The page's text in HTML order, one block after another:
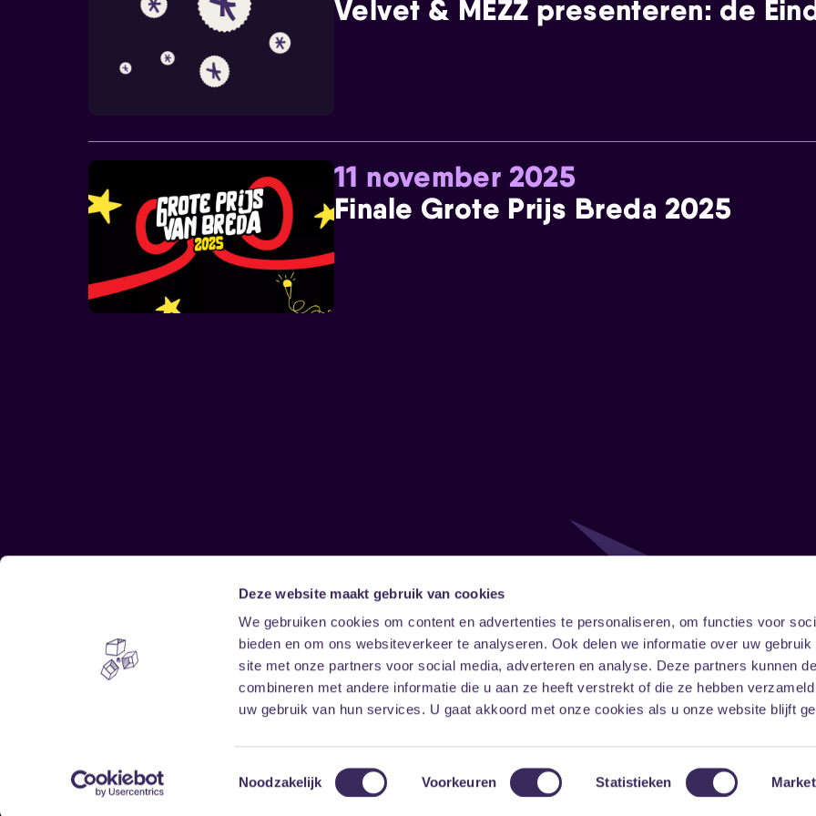
Deze website maakt gebruik van cookies
We gebruiken cookies om content en advertenties te personaliseren, om functies voor
bieden en om ons websiteverkeer te analyseren. Ook delen we informatie over uw gebruik
site met onze partners voor social media, adverteren en analyse. Deze partners kunnen
combineren met andere informatie die u aan ze heeft verstrekt of die ze hebben
uw gebruik van hun services. U gaat akkoord met onze cookies als u onze website blijft
Toestemmingsselectie
Noodzakelijk Voorkeuren Statistieken
Velvet & MEZZ presenteren: de
11 november 2025
Finale Grote Prijs Breda 2025
Home
Vrijwilligers
Disclaimer
Toegankelijkheid
Privacy & cookies
Follow
FacebookInstagramLinkedIn
Onze